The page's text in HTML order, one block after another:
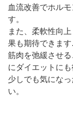
血流改善でホル
す。
また、柔軟性向
果も期待できます
筋肉を弛緩させ
にダイエットにも
少しでも気にな
い。